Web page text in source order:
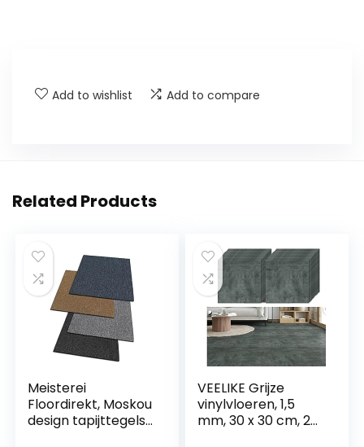
Add to wishlist Add to compare
Related Products
Meisterei
Floordirekt, Moskou
design tapijttegels
VEELIKE Grijze
vinylvloeren, 1,5
mm, 30 x 30 cm, 24